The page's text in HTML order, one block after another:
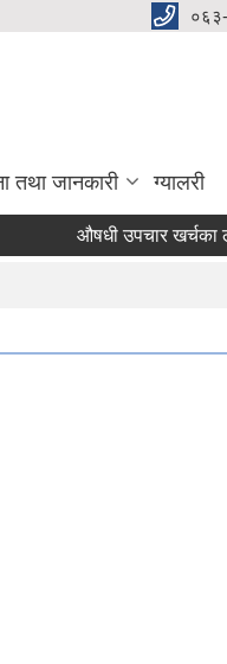
तथा जानकारी ग्यालरी
औषधी उपचार खर्चका